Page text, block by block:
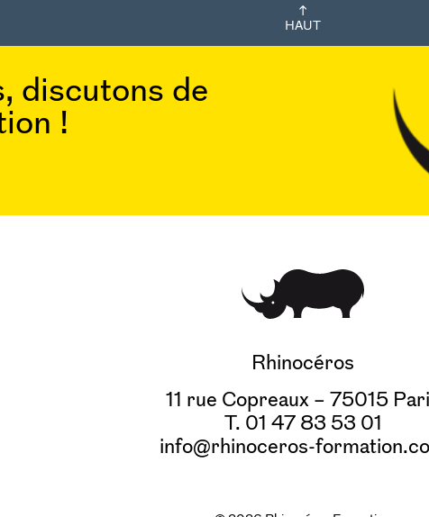
HAUT
discutons de
!
Rhinocéros
11 rue Copreaux – 75015
T. 01 47 83 53 01
info@rhinoceros-